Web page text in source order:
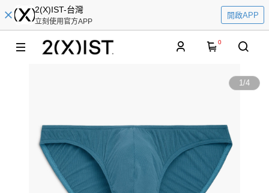
2(X)IST-台灣
立刻使用官方APP
開啟APP
0
1/4